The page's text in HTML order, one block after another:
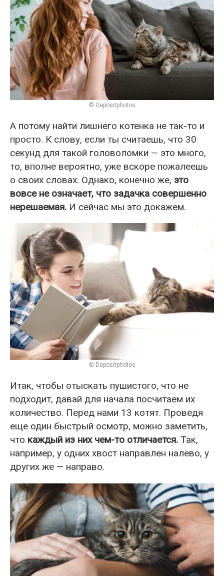
© Depositphotos
А потому найти лишнего котенка не так-то и
просто. К слову, если ты считаешь, что 30
секунд для такой головоломки — это много,
то, вполне вероятно, уже вскоре пожалеешь
о своих словах. Однако, конечно же, это
вовсе не означает, что задачка совершенно
нерешаемая. И сейчас мы это докажем.
© Depositphotos
Итак, чтобы отыскать пушистого, что не
подходит, давай для начала посчитаем их
количество. Перед нами 13 котят. Проведя
еще один быстрый осмотр, можно заметить,
что каждый из них чем-то отличается. Так,
например, у одних хвост направлен налево, у
других же — направо.